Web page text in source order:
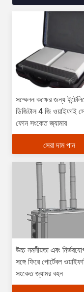
সম্মেলন কক্ষের জন্য
ডিজিটাল 4 জি ওয়াইফাই
ফোন সংকেত জ্যামার
সেরা দাম পান
উচ্চ নমনীয়তা এবং
সঙ্গে ফিরে পোর্টেবল
সংকেত জ্যামর বহন